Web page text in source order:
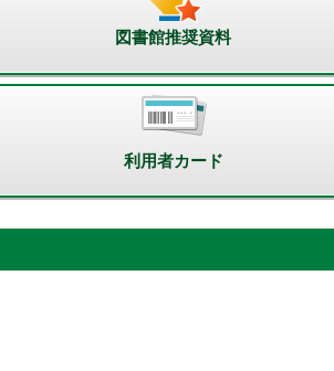
図書館推奨資料
利用者カード